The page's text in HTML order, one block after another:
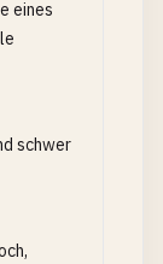
eines
schwer